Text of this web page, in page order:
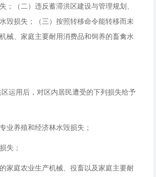
；（二）违反蓄滞洪区建设与管理规划、
毁损失；（三）按照转移命令能转移而未
械、家庭主要耐用消费品和饲养的畜禽水
运用后，对区内居民遭受的下列损失给予
业养殖和经济林水毁损失；
失；
的家庭农业生产机械、役畜以及家庭主要耐